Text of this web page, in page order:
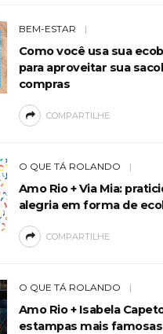
BEM-ESTAR
Como você usa sua
para aproveitar sua
compras
COMPARTILHE
O QUE TÁ ROLANDO
Amo Rio + Via Mia:
alegria em forma de
COMPARTILHE
O QUE TÁ ROLANDO
Amo Rio + Isabela
estampas mais